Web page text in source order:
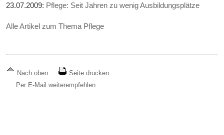
23.07.2009: Pflege: Seit Jahren zu wenig Ausbildungsplätze
Alle Artikel zum Thema Pflege
Nach oben
Seite drucken
Per E-Mail weiterempfehlen